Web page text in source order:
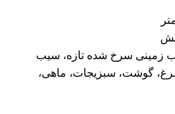
زمینی سرخ شده تازه، سیب
گوشت، سبزیجات، ماهی،